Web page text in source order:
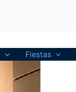
Fiestas